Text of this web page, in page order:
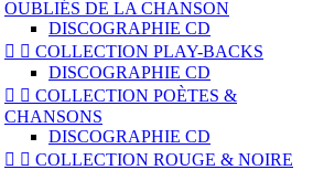
OUBLIÉS DE LA CHANSON
DISCOGRAPHIE CD
  COLLECTION PLAY-BACKS
DISCOGRAPHIE CD
  COLLECTION POÈTES &
CHANSONS
DISCOGRAPHIE CD
  COLLECTION ROUGE & NOIRE